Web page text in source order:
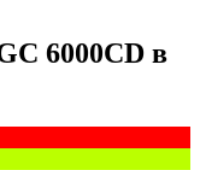
6000CD в